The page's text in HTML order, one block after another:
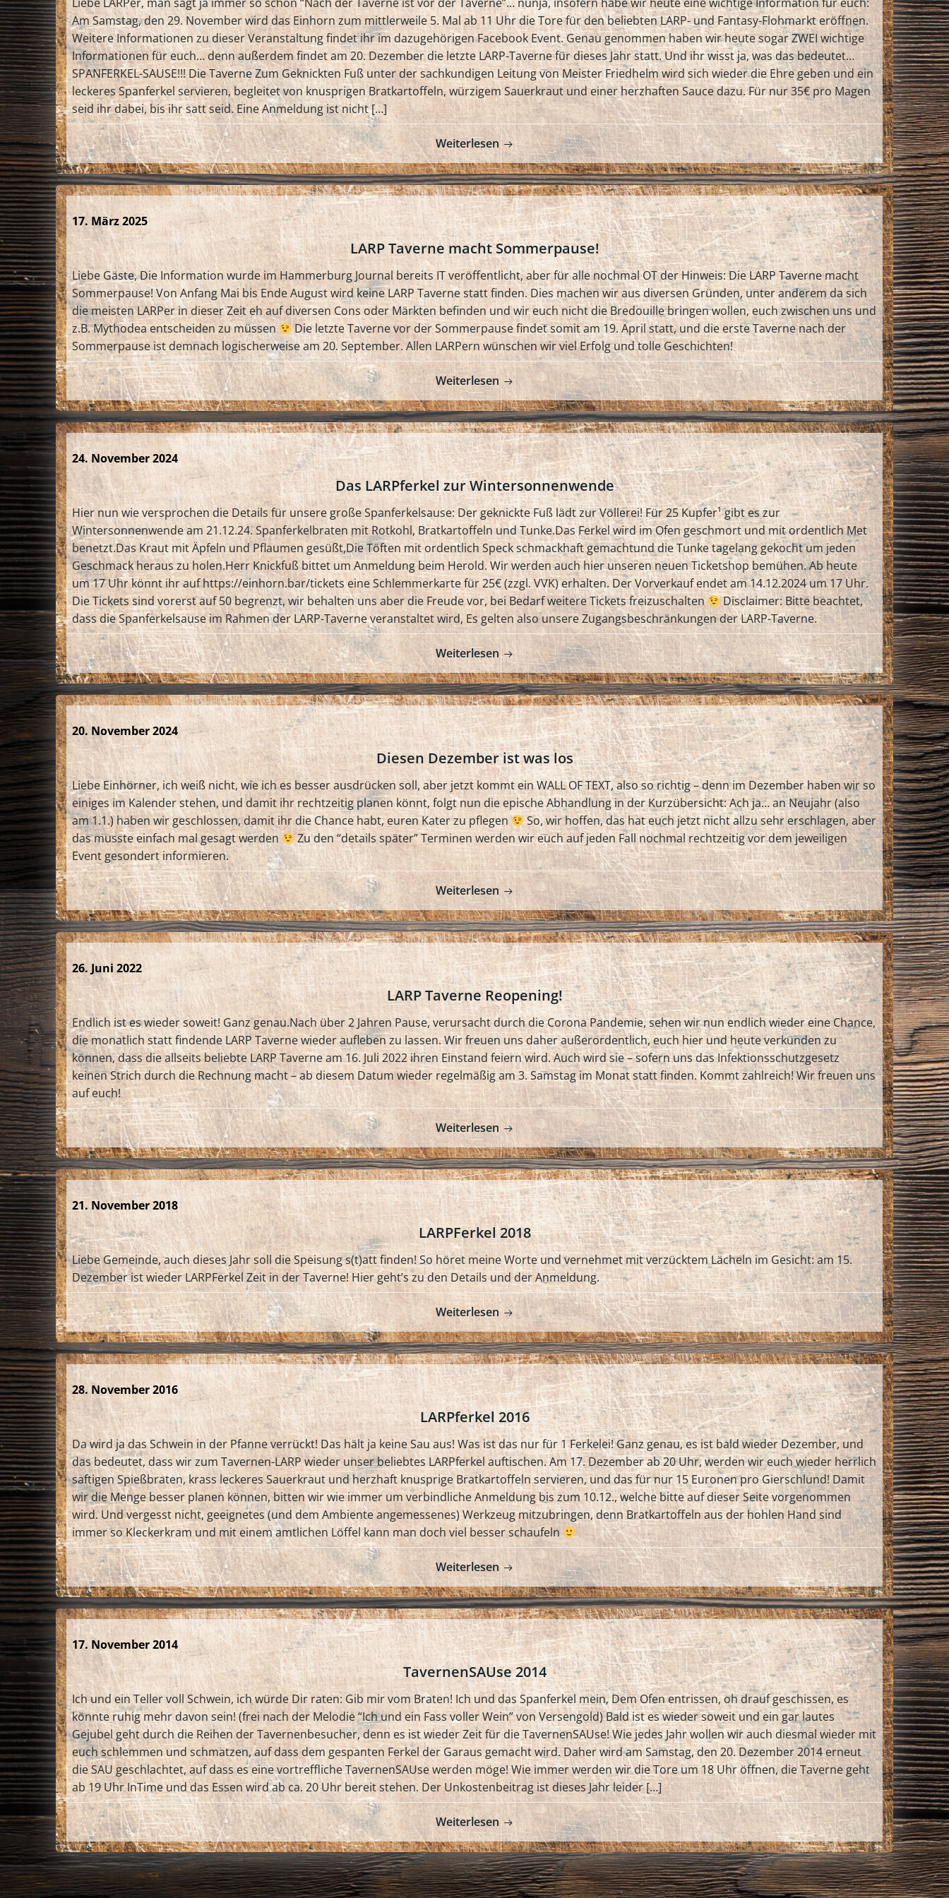
Am Samstag, den 29. November wird das Einhorn zum mittlerweile 5. Mal ab 11 Uhr die Tore für den beliebten LARP- und Fantasy-Flohmarkt eröffnen.
Weitere Informationen zu dieser Veranstaltung findet ihr im dazugehörigen Facebook Event. Genau genommen haben wir heute sogar ZWEI wichtige
Informationen für euch… denn außerdem findet am 20. Dezember die letzte LARP-Taverne für dieses Jahr statt. Und ihr wisst ja, was das bedeutet…
SPANFERKEL-SAUSE!!! Die Taverne Zum Geknickten Fuß unter der sachkundigen Leitung von Meister Friedhelm wird sich wieder die Ehre geben und ein
leckeres Spanferkel servieren, begleitet von knusprigen Bratkartoffeln, würzigem Sauerkraut und einer herzhaften Sauce dazu. Für nur 35€ pro Magen
seid ihr dabei, bis ihr satt seid. Eine Anmeldung ist nicht […]
Weiterlesen
17. März 2025
LARP Taverne macht Sommerpause!
Liebe Gäste, Die Information wurde im Hammerburg Journal bereits IT veröffentlicht, aber für alle nochmal OT der Hinweis: Die LARP Taverne macht
Sommerpause! Von Anfang Mai bis Ende August wird keine LARP Taverne statt finden. Dies machen wir aus diversen Gründen, unter anderem da sich
die meisten LARPer in dieser Zeit eh auf diversen Cons oder Märkten befinden und wir euch nicht die Bredouille bringen wollen, euch zwischen uns und
z.B. Mythodea entscheiden zu müssen
Die letzte Taverne vor der Sommerpause findet somit am 19. April statt, und die erste Taverne nach der
Sommerpause ist demnach logischerweise am 20. September. Allen LARPern wünschen wir viel Erfolg und tolle Geschichten!
Weiterlesen
24. November 2024
Das LARPferkel zur Wintersonnenwende
Hier nun wie versprochen die Details für unsere große Spanferkelsause: Der geknickte Fuß lädt zur Völlerei! Für 25 Kupfer¹ gibt es zur
Wintersonnenwende am 21.12.24. Spanferkelbraten mit Rotkohl, Bratkartoffeln und Tunke.Das Ferkel wird im Ofen geschmort und mit ordentlich Met
benetzt.Das Kraut mit Äpfeln und Pflaumen gesüßt,Die Töften mit ordentlich Speck schmackhaft gemachtund die Tunke tagelang gekocht um jeden
Geschmack heraus zu holen.Herr Knickfuß bittet um Anmeldung beim Herold. Wir werden auch hier unseren neuen Ticketshop bemühen. Ab heute
um 17 Uhr könnt ihr auf https://einhorn.bar/tickets eine Schlemmerkarte für 25€ (zzgl. VVK) erhalten. Der Vorverkauf endet am 14.12.2024 um 17 Uhr.
Die Tickets sind vorerst auf 50 begrenzt, wir behalten uns aber die Freude vor, bei Bedarf weitere Tickets freizuschalten
Disclaimer: Bitte beachtet,
dass die Spanferkelsause im Rahmen der LARP-Taverne veranstaltet wird, Es gelten also unsere Zugangsbeschränkungen der LARP-Taverne.
Weiterlesen
20. November 2024
Diesen Dezember ist was los
Liebe Einhörner, ich weiß nicht, wie ich es besser ausdrücken soll, aber jetzt kommt ein WALL OF TEXT, also so richtig – denn im Dezember haben wir so
einiges im Kalender stehen, und damit ihr rechtzeitig planen könnt, folgt nun die epische Abhandlung in der Kurzübersicht: Ach ja… an Neujahr (also
am 1.1.) haben wir geschlossen, damit ihr die Chance habt, euren Kater zu pflegen
So, wir hoffen, das hat euch jetzt nicht allzu sehr erschlagen, aber
das musste einfach mal gesagt werden
Zu den “details später” Terminen werden wir euch auf jeden Fall nochmal rechtzeitig vor dem jeweiligen
Event gesondert informieren.
Weiterlesen
26. Juni 2022
LARP Taverne Reopening!
Endlich ist es wieder soweit! Ganz genau.Nach über 2 Jahren Pause, verursacht durch die Corona Pandemie, sehen wir nun endlich wieder eine Chance,
die monatlich statt findende LARP Taverne wieder aufleben zu lassen. Wir freuen uns daher außerordentlich, euch hier und heute verkünden zu
können, dass die allseits beliebte LARP Taverne am 16. Juli 2022 ihren Einstand feiern wird. Auch wird sie – sofern uns das Infektionsschutzgesetz
keinen Strich durch die Rechnung macht – ab diesem Datum wieder regelmäßig am 3. Samstag im Monat statt finden. Kommt zahlreich! Wir freuen uns
auf euch!
Weiterlesen
21. November 2018
LARPFerkel 2018
Liebe Gemeinde, auch dieses Jahr soll die Speisung s(t)att finden! So höret meine Worte und vernehmet mit verzücktem Lächeln im Gesicht: am 15.
Dezember ist wieder LARPFerkel Zeit in der Taverne! Hier geht’s zu den Details und der Anmeldung.
Weiterlesen
28. November 2016
LARPferkel 2016
Da wird ja das Schwein in der Pfanne verrückt! Das hält ja keine Sau aus! Was ist das nur für 1 Ferkelei! Ganz genau, es ist bald wieder Dezember, und
das bedeutet, dass wir zum Tavernen-LARP wieder unser beliebtes LARPferkel auftischen. Am 17. Dezember ab 20 Uhr, werden wir euch wieder herrlich
saftigen Spießbraten, krass leckeres Sauerkraut und herzhaft knusprige Bratkartoffeln servieren, und das für nur 15 Euronen pro Gierschlund! Damit
wir die Menge besser planen können, bitten wir wie immer um verbindliche Anmeldung bis zum 10.12., welche bitte auf dieser Seite vorgenommen
wird. Und vergesst nicht, geeignetes (und dem Ambiente angemessenes) Werkzeug mitzubringen, denn Bratkartoffeln aus der hohlen Hand sind
immer so Kleckerkram und mit einem amtlichen Löffel kann man doch viel besser schaufeln
Weiterlesen
17. November 2014
TavernenSAUse 2014
Ich und ein Teller voll Schwein, ich würde Dir raten: Gib mir vom Braten! Ich und das Spanferkel mein, Dem Ofen entrissen, oh drauf geschissen, es
könnte ruhig mehr davon sein! (frei nach der Melodie “Ich und ein Fass voller Wein” von Versengold) Bald ist es wieder soweit und ein gar lautes
Gejubel geht durch die Reihen der Tavernenbesucher, denn es ist wieder Zeit für die TavernenSAUse! Wie jedes Jahr wollen wir auch diesmal wieder mit
euch schlemmen und schmatzen, auf dass dem gespanten Ferkel der Garaus gemacht wird. Daher wird am Samstag, den 20. Dezember 2014 erneut
die SAU geschlachtet, auf dass es eine vortreffliche TavernenSAUse werden möge! Wie immer werden wir die Tore um 18 Uhr öffnen, die Taverne geht
ab 19 Uhr InTime und das Essen wird ab ca. 20 Uhr bereit stehen. Der Unkostenbeitrag ist dieses Jahr leider […]
Weiterlesen